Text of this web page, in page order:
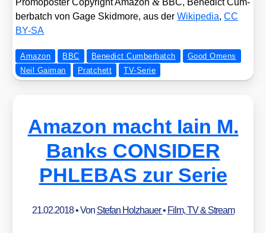
Pro­mo­pos­ter Copy­right Ama­zon& BBC, Bene­dict Cum­
ber­batch von Gage Skid­mo­re, aus derWiki­pe­dia,CC
BY-SA
Amazon BBC Benedict Cumberbatch
Good Omens
Neil Gaiman
Pratchett TV-Serie
Amazon macht Iain M.
Banks CONSIDER
PHLEBAS zur Serie
21.02.2018• Von Stefan Holzhauer• Film, TV & Stream